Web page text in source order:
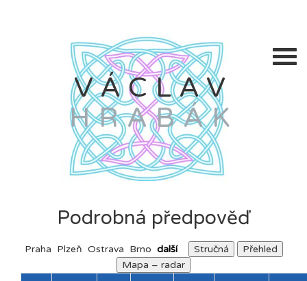
VÁCLAV
HRABÁK
Podrobná předpověď
Praha Plzeň Ostrava Brno další Stručná
Přehled
Mapa – radar